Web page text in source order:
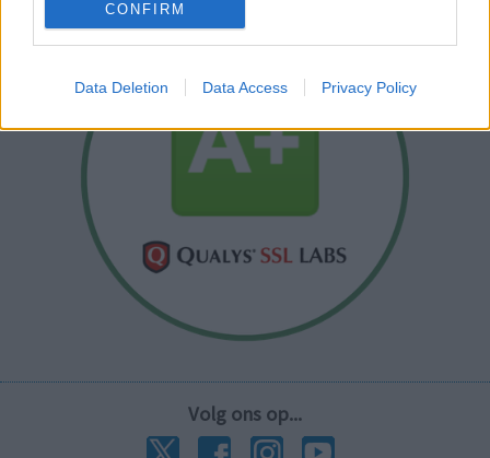
CONFIRM
Data Deletion Data Access Privacy Policy
Volg ons op...